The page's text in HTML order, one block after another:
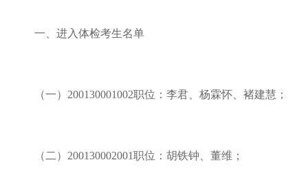
一、进入体检考生名单
（一） 200130001002职位：李君、杨霖怀、褚建慧；
（二） 200130002001职位：胡铁钟、董维；